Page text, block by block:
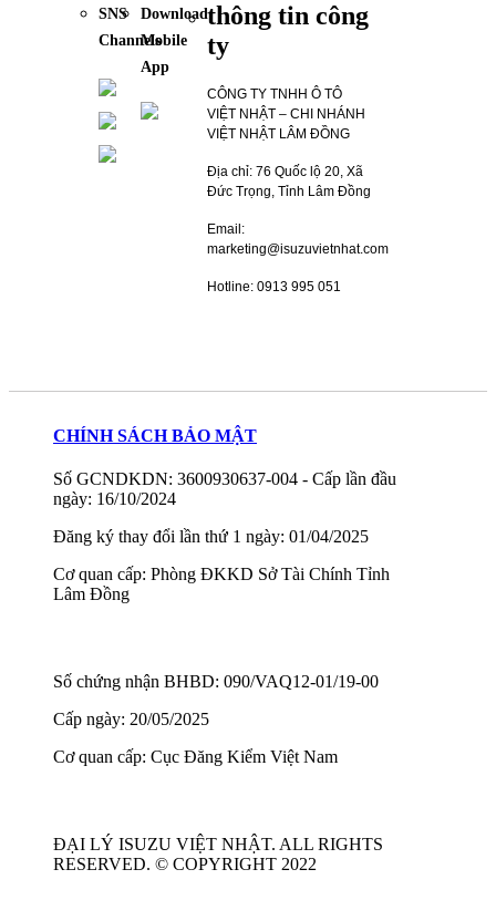
SNS
Channels
Download
Mobile
App
thông tin công
ty
CÔNG TY TNHH Ô TÔ
VIỆT NHẬT – CHI NHÁNH
VIỆT NHẬT LÂM ĐỒNG
Địa chỉ: 76 Quốc lộ 20, Xã
Đức Trọng, Tỉnh Lâm Đồng
Email:
marketing@isuzuvietnhat.com
Hotline: 0913 995 051
CHÍNH SÁCH BẢO MẬT
Số GCNDKDN: 3600930637-004 - Cấp lần đầu
ngày: 16/10/2024
Đăng ký thay đổi lần thứ 1 ngày: 01/04/2025
Cơ quan cấp: Phòng ĐKKD Sở Tài Chính Tỉnh
Lâm Đồng
Số chứng nhận BHBD: 090/VAQ12-01/19-00
Cấp ngày: 20/05/2025
Cơ quan cấp: Cục Đăng Kiểm Việt Nam
ĐẠI LÝ ISUZU VIỆT NHẬT. ALL RIGHTS
RESERVED. © COPYRIGHT 2022